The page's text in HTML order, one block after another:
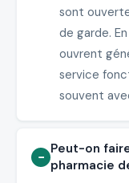
sont
de garde.
ouvrent
service
souvent
Peut-on
pharmacie